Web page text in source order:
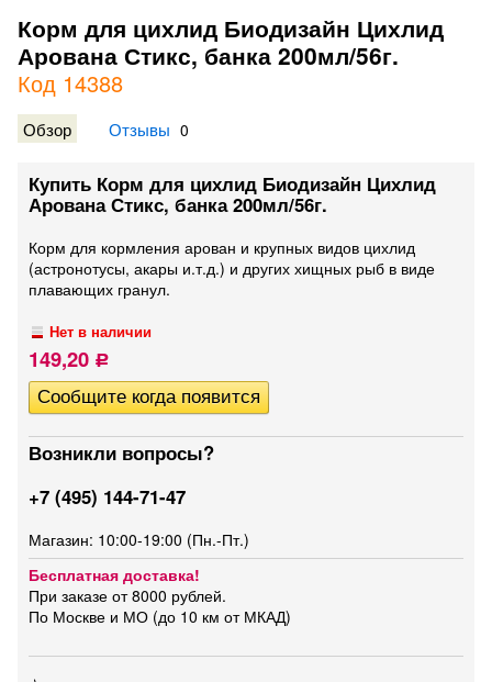
Корм для цихлид Биодизайн Цихлид
Арована Стикс, банка 200мл/56г.
Код 14388
Обзор Отзывы 0
Купить Корм для цихлид Биодизайн Цихлид
Арована Стикс, банка 200мл/56г.
Корм для кормления арован и крупных видов цихлид
(астронотусы, акары и.т.д.) и других хищных рыб в виде
плавающих гранул.
Нет в наличии
149,20 Р
Возникли вопросы?
+7 (495) 144-71-47
Магазин: 10:00-19:00 (Пн.-Пт.)
Бесплатная доставка!
При заказе от 8000 рублей.
По Москве и МО (до 10 км от МКАД)